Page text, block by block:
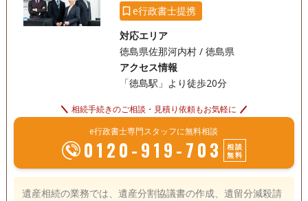
とがありましたら、ご連絡いただければ対応させていただき
ます。
e行政書士提携
対応エリア
徳島県佐那河内村 / 徳島県
アクセス情報
「徳島駅」より徒歩20分
相続手続きのご相談・見積り依頼もお気軽に
e行政書士専門スタッフに無料相談
0120-919-703
相談
無料
遺産相続の業務では、遺産分割協議書の作成、遺留分減殺請